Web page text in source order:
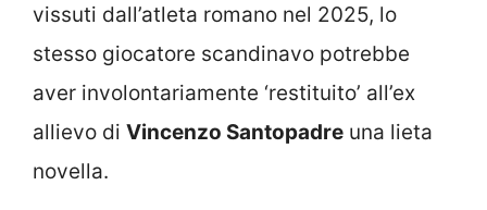
vissuti dall’atleta romano nel 2025, lo
stesso giocatore scandinavo potrebbe
aver involontariamente ‘restituito’ all’ex
allievo di Vincenzo Santopadre una lieta
novella.